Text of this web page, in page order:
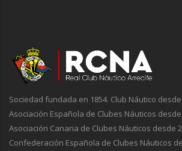
Sociedad fundada en 1854. Club Náutico
Asociación Española de Clubes Náuticos
Asociación Canaria de Clubes Náuticos desde
Confederación Española de Clubes Náuticos